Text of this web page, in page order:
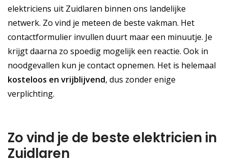
elektriciens uit Zuidlaren binnen ons landelijke
netwerk. Zo vind je meteen de beste vakman. Het
contactformulier invullen duurt maar een minuutje. Je
krijgt daarna zo spoedig mogelijk een reactie. Ook in
noodgevallen kun je contact opnemen. Het is helemaal
kosteloos en vrijblijvend, dus zonder enige
verplichting.
Zo vind je de beste elektricien in
Zuidlaren